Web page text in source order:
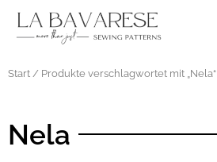
Inhalt
Start / Produkte verschlagwortet mit „Nela“
Nela